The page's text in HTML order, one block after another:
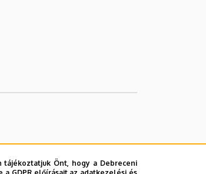
Önt, hogy a Debreceni